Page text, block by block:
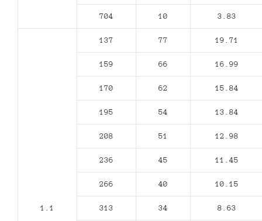
704 10 3.83
1.1
137 77 19.71
159 66 16.99
170 62 15.84
195 54 13.84
208 51 12.98
236 45 11.45
266 40 10.15
313 34 8.63